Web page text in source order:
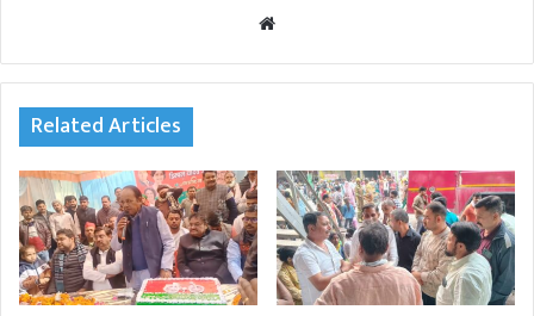
te
Related Articles